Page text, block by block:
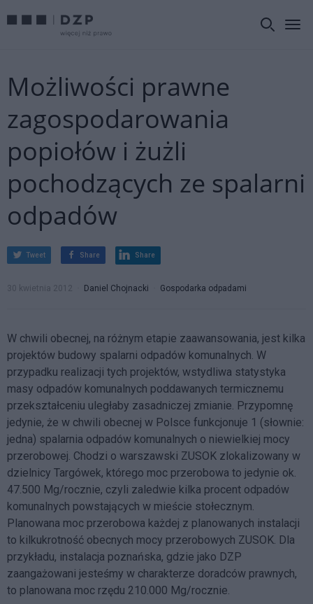
Możliwości prawne
zagospodarowania
popiołów i żużli
pochodzących ze spalarni
odpadów
Tweet Share Share
30 kwietnia 2012 Daniel Chojnacki Gospodarka odpadami
W chwili obecnej, na różnym etapie zaawansowania, jest kilka
projektów budowy spalarni odpadów komunalnych. W
przypadku realizacji tych projektów, wstydliwa statystyka
masy odpadów komunalnych poddawanych termicznemu
przekształceniu uległaby zasadniczej zmianie. Przypomnę
jedynie, że w chwili obecnej w Polsce funkcjonuje 1 (słownie:
jedna) spalarnia odpadów komunalnych o niewielkiej mocy
przerobowej. Chodzi o warszawski ZUSOK zlokalizowany w
dzielnicy Targówek, którego moc przerobowa to jedynie ok.
47.500 Mg/rocznie, czyli zaledwie kilka procent odpadów
komunalnych powstających w mieście stołecznym.
Planowana moc przerobowa każdej z planowanych instalacji
to kilkukrotność obecnych mocy przerobowych ZUSOK. Dla
przykładu, instalacja poznańska, gdzie jako DZP
zaangażowani jesteśmy w charakterze doradców prawnych,
to planowana moc rzędu 210.000 Mg/rocznie.